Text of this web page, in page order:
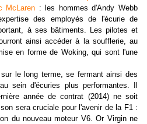
McLaren : les hommes d'Andy Webb
des employés de l'écurie de
à ses bâtiments. Les pilotes et
ainsi accéder à la soufflerie, au
en forme de Woking, qui sont l'une
sur le long terme, se fermant ainsi des
sein d'écuries plus performantes. Il
année de contrat (2014) ne soit
sera cruciale pour l'avenir de la F1 :
du nouveau moteur V6. Or Virgin ne